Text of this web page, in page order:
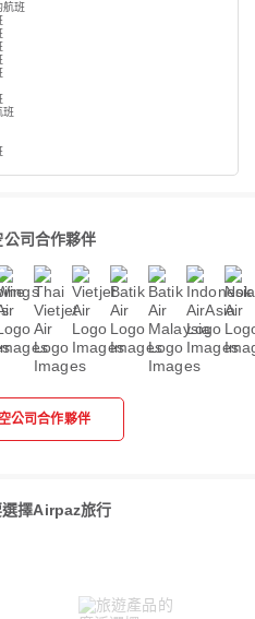
航班
班
司合作夥伴
公司合作夥伴
擇Airpaz旅行